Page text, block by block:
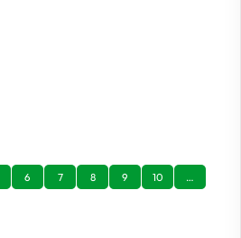
6 7 8 9 10 …